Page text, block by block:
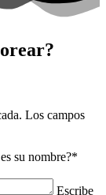
Los campos
su nombre?*
Escribe